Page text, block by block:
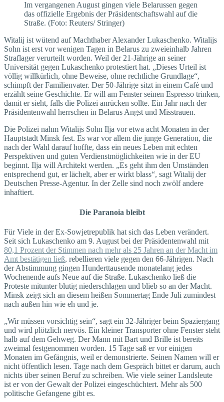
Im vergangenen August gingen viele Belarussen gegen
das offizielle Ergebnis der Präsidentschaftswahl auf die
Straße. (Foto: Reuters/ Stringer)
Witalij ist wütend auf Machthaber Alexander Lukaschenko. Witalijs
Sohn ist erst vor wenigen Tagen in Belarus zu zweieinhalb Jahren
Straflager verurteilt worden. Weil der 21-Jährige an seiner
Universität gegen Lukaschenko protestiert hat. „Dieses Urteil ist
völlig willkürlich, ohne Beweise, ohne rechtliche Grundlage“,
schimpft der Familienvater. Der 50-Jährige sitzt in einem Café und
erzählt seine Geschichte. Er will am Fenster seinen Espresso trinken,
damit er sieht, falls die Polizei anrücken sollte. Ein Jahr nach der
Präsidentenwahl herrschen in Belarus Angst und Misstrauen.
Die Polizei nahm Witalijs Sohn Ilja vor etwa acht Monaten in der
Hauptstadt Minsk fest. Es war vor allem die junge Generation, die
nach der Wahl darauf hoffte, dass ein neues Leben mit echten
Perspektiven und guten Verdienstmöglichkeiten wie in der EU
beginnt. Ilja will Architekt werden. „Es geht ihm den Umständen
entsprechend gut, er lächelt, aber er wirkt blass“, sagt Witalij der
Deutschen Presse-Agentur. In der Zelle sind noch zwölf andere
inhaftiert.
Die Paranoia bleibt
Für Viele in der Ex-Sowjetrepublik hat sich das Leben verändert.
Seit sich Lukaschenko am 9. August bei der Präsidentenwahl mit
80,1 Prozent der Stimmen nach mehr als 25 Jahren an der Macht im
Amt bestätigen ließ, rebellieren viele gegen den 66-Jährigen. Nach
der Abstimmung gingen Hunderttausende monatelang jedes
Wochenende aufs Neue auf die Straße. Lukaschenko ließ die
Proteste mitunter blutig niederschlagen und blieb so an der Macht.
Minsk zeigt sich an diesem heißen Sommertag Ende Juli zumindest
nach außen hin wie eh und je.
„Wir müssen vorsichtig sein“, sagt ein 32-Jähriger beim Spaziergang
und wird plötzlich nervös. Ein kleiner Transporter ohne Fenster steht
halb auf dem Gehweg. Der Mann mit Bart und Brille ist bereits
zweimal festgenommen worden. 15 Tage saß er vor einigen
Monaten im Gefängnis, weil er demonstrierte. Seinen Namen will er
nicht öffentlich lesen. Tage nach dem Gespräch bittet er darum, auch
nichts über seinen Beruf zu schreiben. Wie viele seiner Landsleute
ist er von der Gewalt der Polizei eingeschüchtert. Mehr als 500
politische Gefangene gibt es.